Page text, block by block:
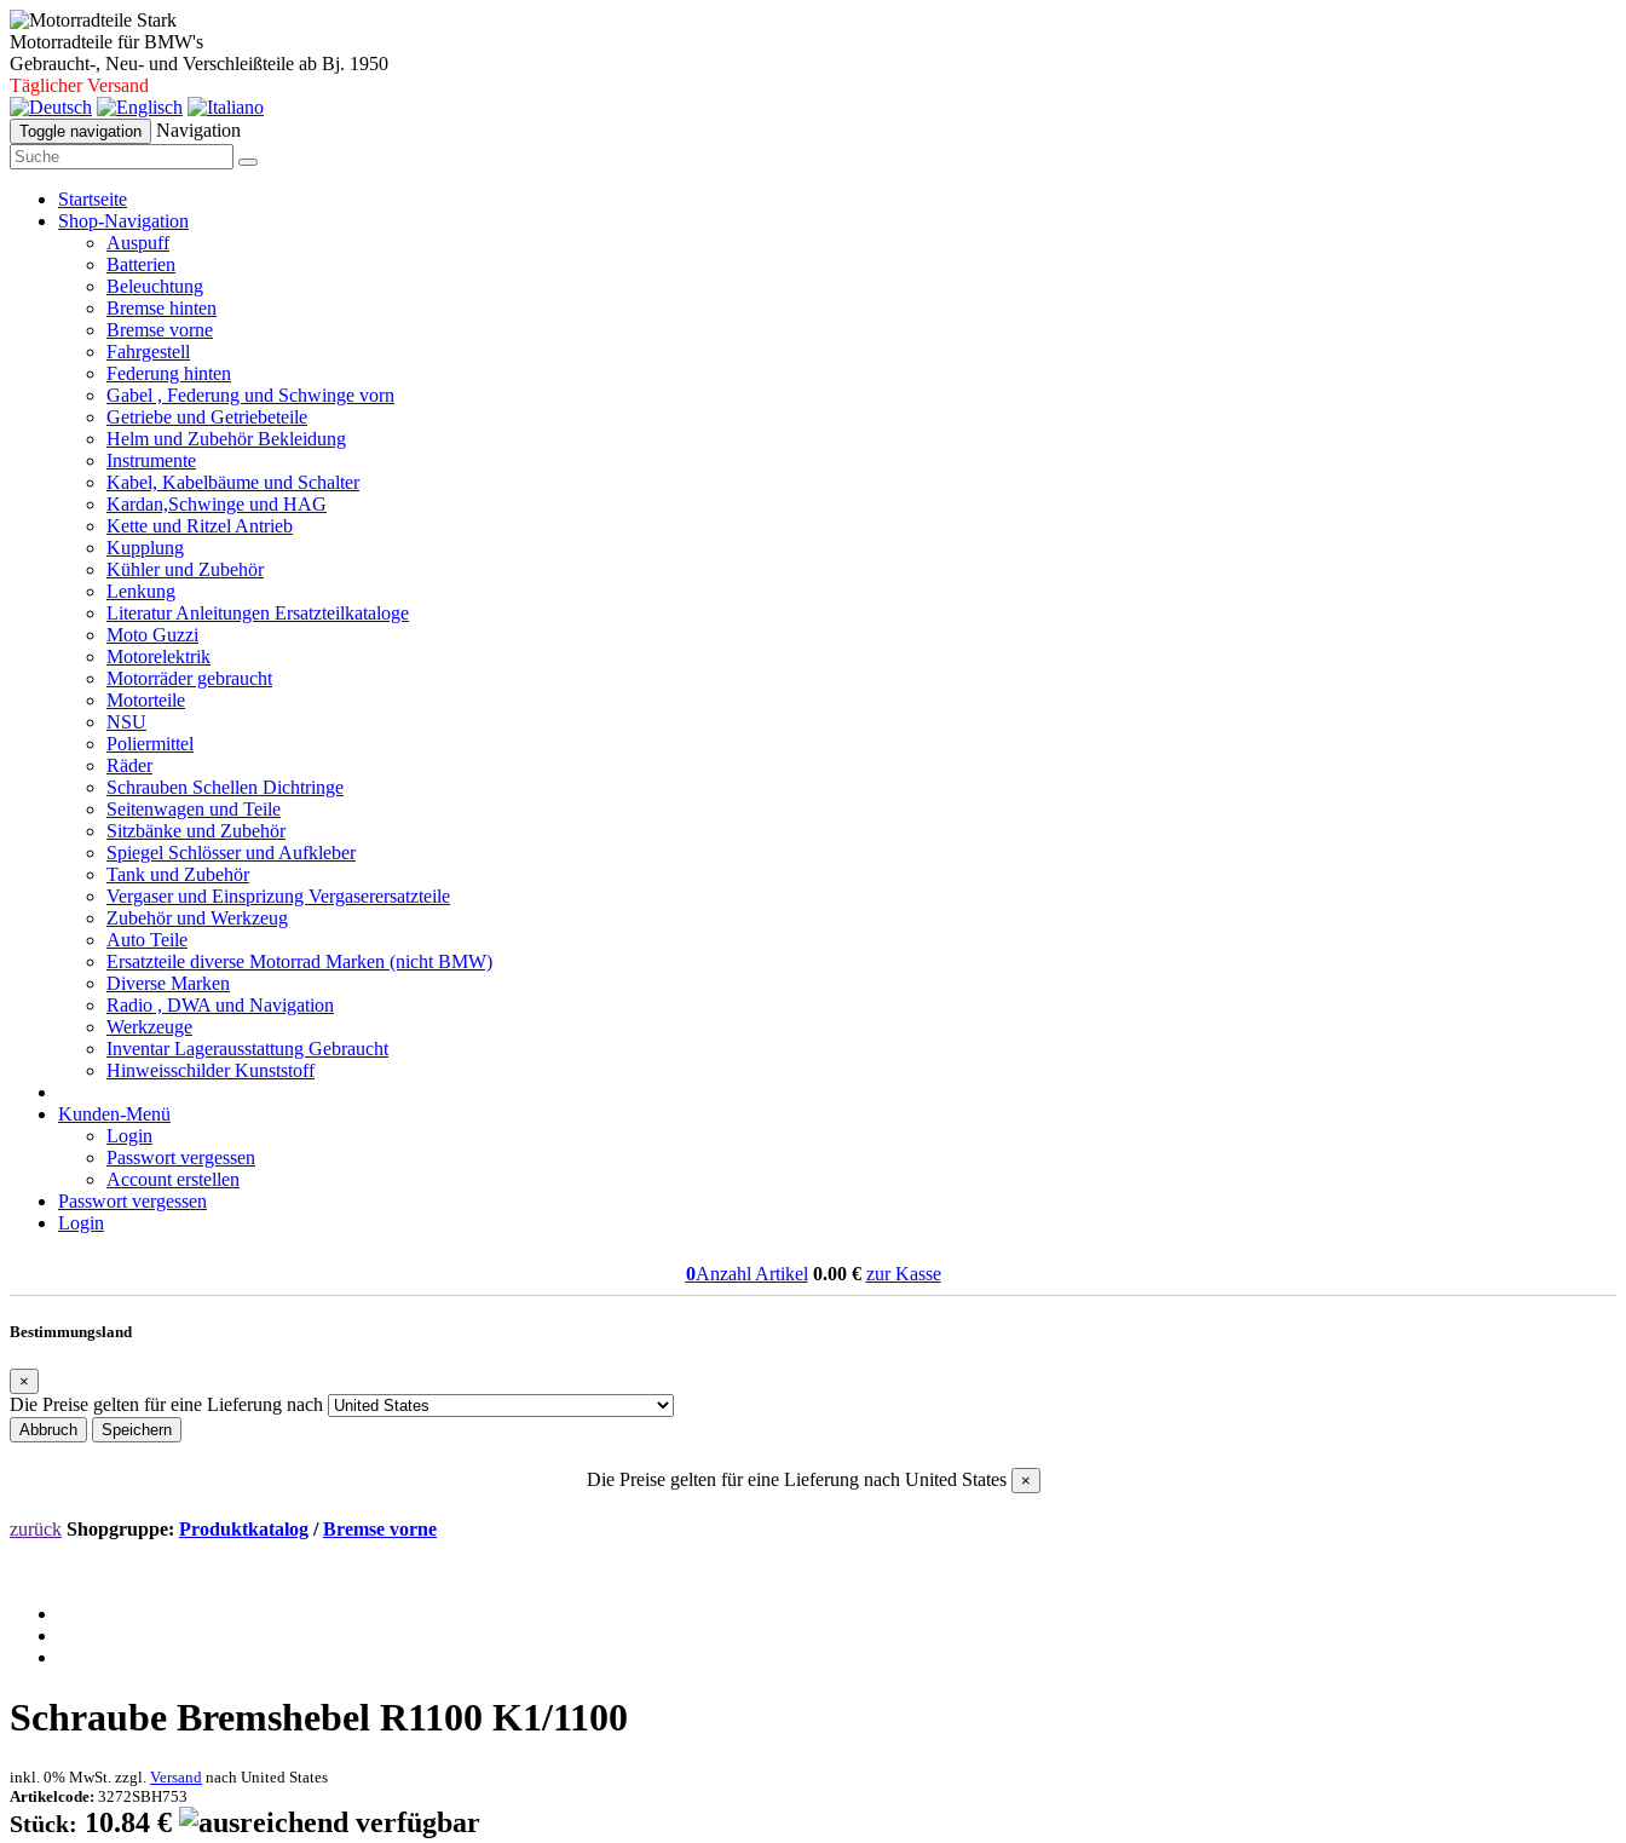
Motorradteile für BMW's
Gebraucht-, Neu- und Verschleißteile ab Bj. 1950
Täglicher Versand
Toggle navigation Navigation
Startseite
Shop-Navigation
Auspuff
Batterien
Beleuchtung
Bremse hinten
Bremse vorne
Fahrgestell
Federung hinten
Gabel , Federung und Schwinge vorn
Getriebe und Getriebeteile
Helm und Zubehör Bekleidung
Instrumente
Kabel, Kabelbäume und Schalter
Kardan,Schwinge und HAG
Kette und Ritzel Antrieb
Kupplung
Kühler und Zubehör
Lenkung
Literatur Anleitungen Ersatzteilkataloge
Moto Guzzi
Motorelektrik
Motorräder gebraucht
Motorteile
NSU
Poliermittel
Räder
Schrauben Schellen Dichtringe
Seitenwagen und Teile
Sitzbänke und Zubehör
Spiegel Schlösser und Aufkleber
Tank und Zubehör
Vergaser und Einsprizung Vergaserersatzteile
Zubehör und Werkzeug
Auto Teile
Ersatzteile diverse Motorrad Marken (nicht BMW)
Diverse Marken
Radio , DWA und Navigation
Werkzeuge
Inventar Lagerausstattung Gebraucht
Hinweisschilder Kunststoff
Kunden-Menü
Login
Passwort vergessen
Account erstellen
Passwort vergessen
Login
0Anzahl Artikel 0.00€ zur Kasse
Bestimmungsland
×
Die Preise gelten für eine Lieferung nach
Abbruch Speichern
Die Preise gelten für eine Lieferung nach United States ×
zurück Shopgruppe: Produktkatalog /Bremse vorne
Schraube Bremshebel R1100 K1/1100
inkl. 0% MwSt. zzgl. Versand nach United States
Artikelcode: 3272SBH753
Stück: 10.84 €